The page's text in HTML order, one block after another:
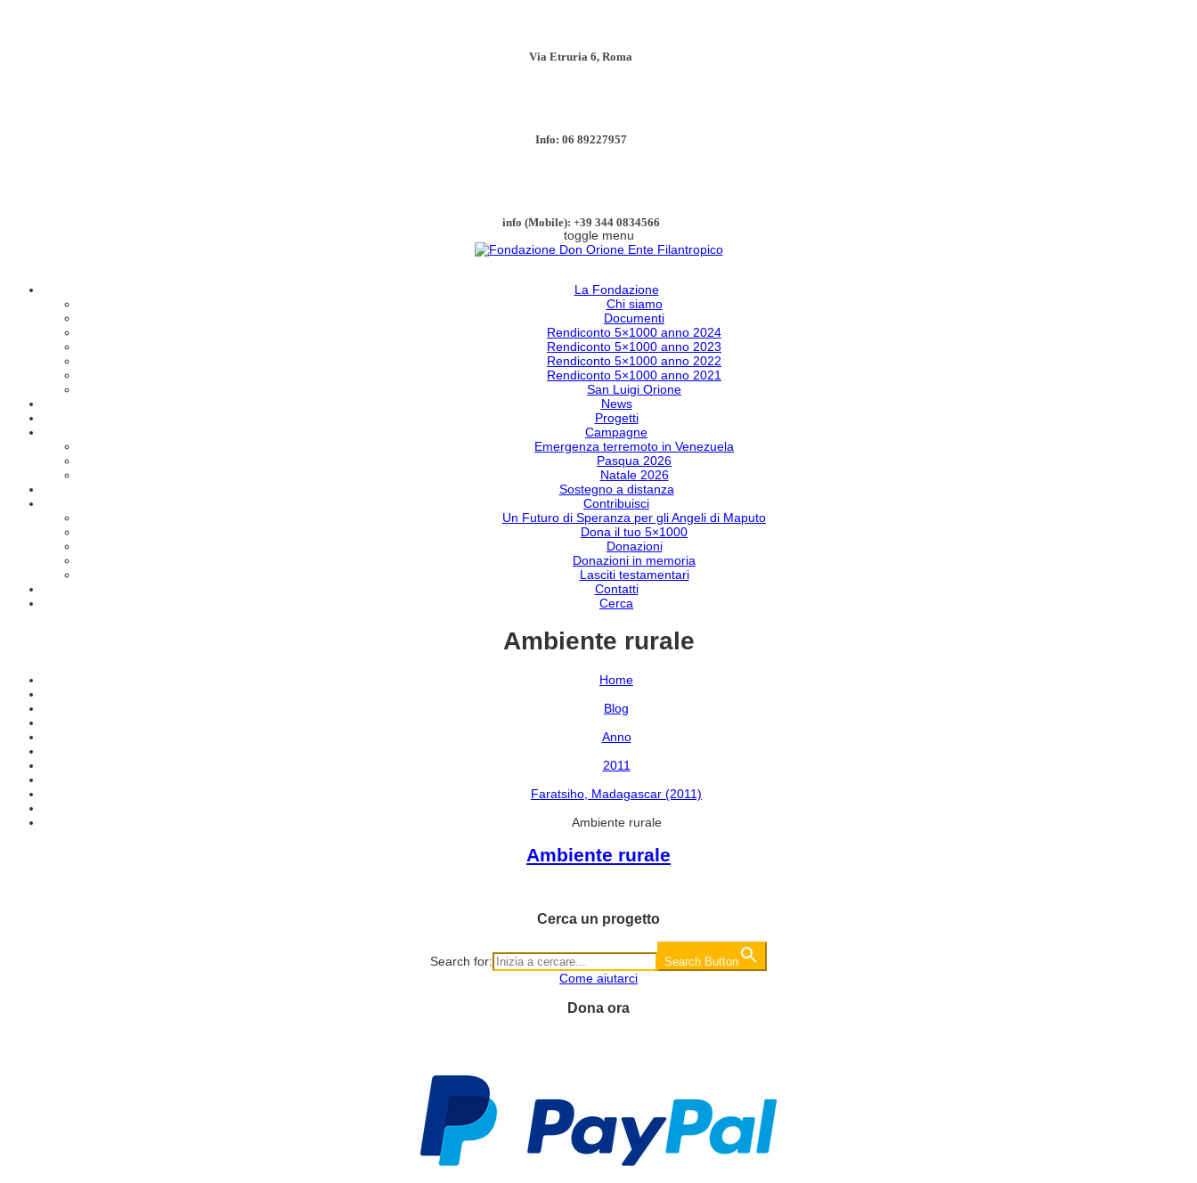
Via Etruria 6, Roma
Info: 06 89227957
info (Mobile): +39 344 0834566
toggle menu
La Fondazione
Chi siamo
Documenti
Rendiconto 5×1000 anno 2024
Rendiconto 5×1000 anno 2023
Rendiconto 5×1000 anno 2022
Rendiconto 5×1000 anno 2021
San Luigi Orione
News
Progetti
Campagne
Emergenza terremoto in Venezuela
Pasqua 2026
Natale 2026
Sostegno a distanza
Contribuisci
Un Futuro di Speranza per gli Angeli di Maputo
Dona il tuo 5×1000
Donazioni
Donazioni in memoria
Lasciti testamentari
Contatti
Cerca
Ambiente rurale
Home
Blog
Anno
2011
Faratsiho, Madagascar (2011)
Ambiente rurale
Ambiente rurale
Cerca un progetto
Search for: Search Button
Come aiutarci
Dona ora